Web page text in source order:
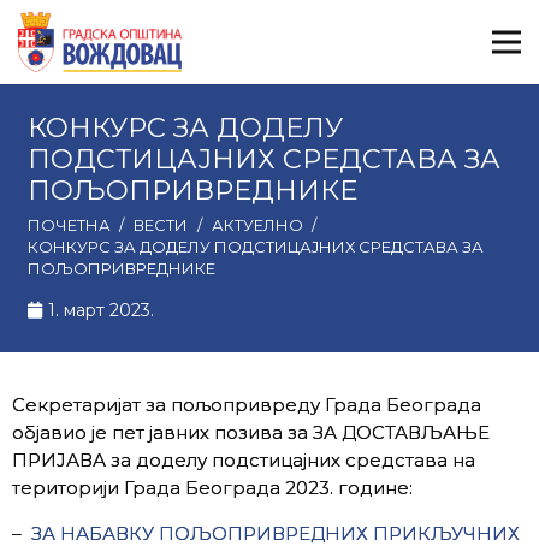
КОНКУРС ЗА ДОДЕЛУ
ПОДСТИЦАЈНИХ СРЕДСТАВА ЗА
ПОЉОПРИВРЕДНИКЕ
ПОЧЕТНА / ВЕСТИ / АКТУЕЛНО /
КОНКУРС ЗА ДОДЕЛУ ПОДСТИЦАЈНИХ СРЕДСТАВА ЗА
ПОЉОПРИВРЕДНИКЕ
1. март 2023.
Секретаријат за пољопривреду Града Београда
објавио је пет јавних позива за ЗА ДОСТАВЉАЊЕ
ПРИЈАВА за доделу подстицајних средстава на
територији Града Београда 2023. године:
– ЗА НАБАВКУ ПОЉОПРИВРЕДНИХ ПРИКЉУЧНИХ